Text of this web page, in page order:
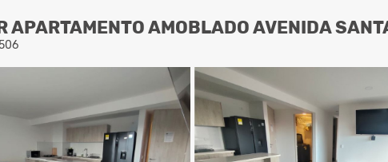
APARTAMENTO AMOBLADO AVENIDA